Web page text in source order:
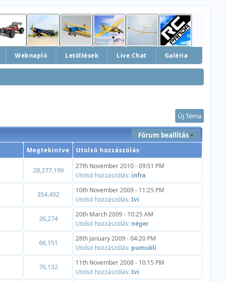
Webnapló Letöltések Live Chat Galéria
Új Téma
Fórum beallítás
Megtekintve Utolsó hozzászólás
28,277,199
27th November 2010 - 09:51 PM
Utolsó hozzászólás: infra
354,492
10th November 2009 - 11:25 PM
Utolsó hozzászólás:Ivi
26,274
20th March 2009 - 10:25 AM
Utolsó hozzászólás: néger
66,151
28th January 2009 - 04:20 PM
Utolsó hozzászólás: pumukli
76,132
11th November 2008 - 10:15 PM
Utolsó hozzászólás:Ivi